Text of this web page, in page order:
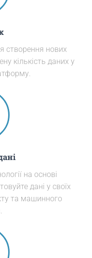
створення нових
кількість даних у
на основі
дані у своїх
та машинного